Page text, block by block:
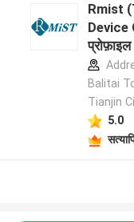
Rmist
Device
प्रोफ़ाइल
Balitai
Tianjin
5.0